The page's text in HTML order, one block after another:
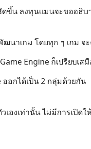
ขึ้น ลงทุนแมนจะขออธิบ
นาเกม โดยทุก ๆ เกม จ
Engine ก็เปรียบเ
ออกได้เป็น 2 กลุ่มด้วยกัน
องเท่านั้น ไม่มีการเปิดใ